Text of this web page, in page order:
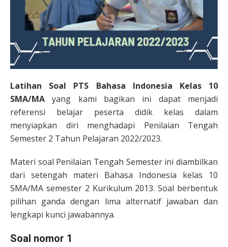
Latihan Soal PTS Bahasa Indonesia Kelas 10
SMA/MAyang kami bagikan ini dapat menjadi
referensi belajar peserta didik kelas dalam
menyiapkan diri menghadapi Penilaian Tengah
Semester 2 Tahun Pelajaran 2022/2023.
Materi soal Penilaian Tengah Semester ini diambilkan
dari setengah materi Bahasa Indonesia kelas 10
SMA/MA semester 2 Kurikulum 2013. Soal berbentuk
pilihan ganda dengan lima alternatif jawaban dan
lengkapi kunci jawabannya.
Soal nomor 1